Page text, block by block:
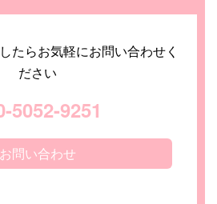
たらお気軽にお問い合わせく
ださい
5052-9251
お問い合わせ